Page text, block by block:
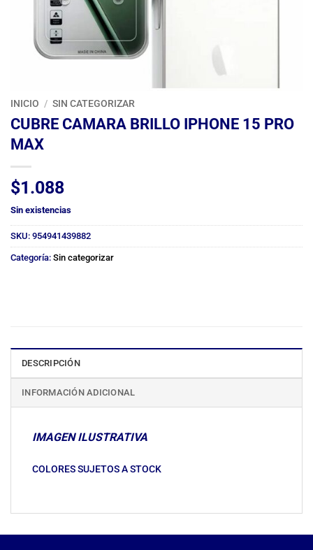
INICIO / SIN CATEGORIZAR
CUBRE CAMARA BRILLO IPHONE 15 PRO
MAX
$1.088
Sin existencias
SKU: 954941439882
Categoría: Sin categorizar
DESCRIPCIÓN
INFORMACIÓN ADICIONAL
IMAGEN ILUSTRATIVA
COLORES SUJETOS A STOCK